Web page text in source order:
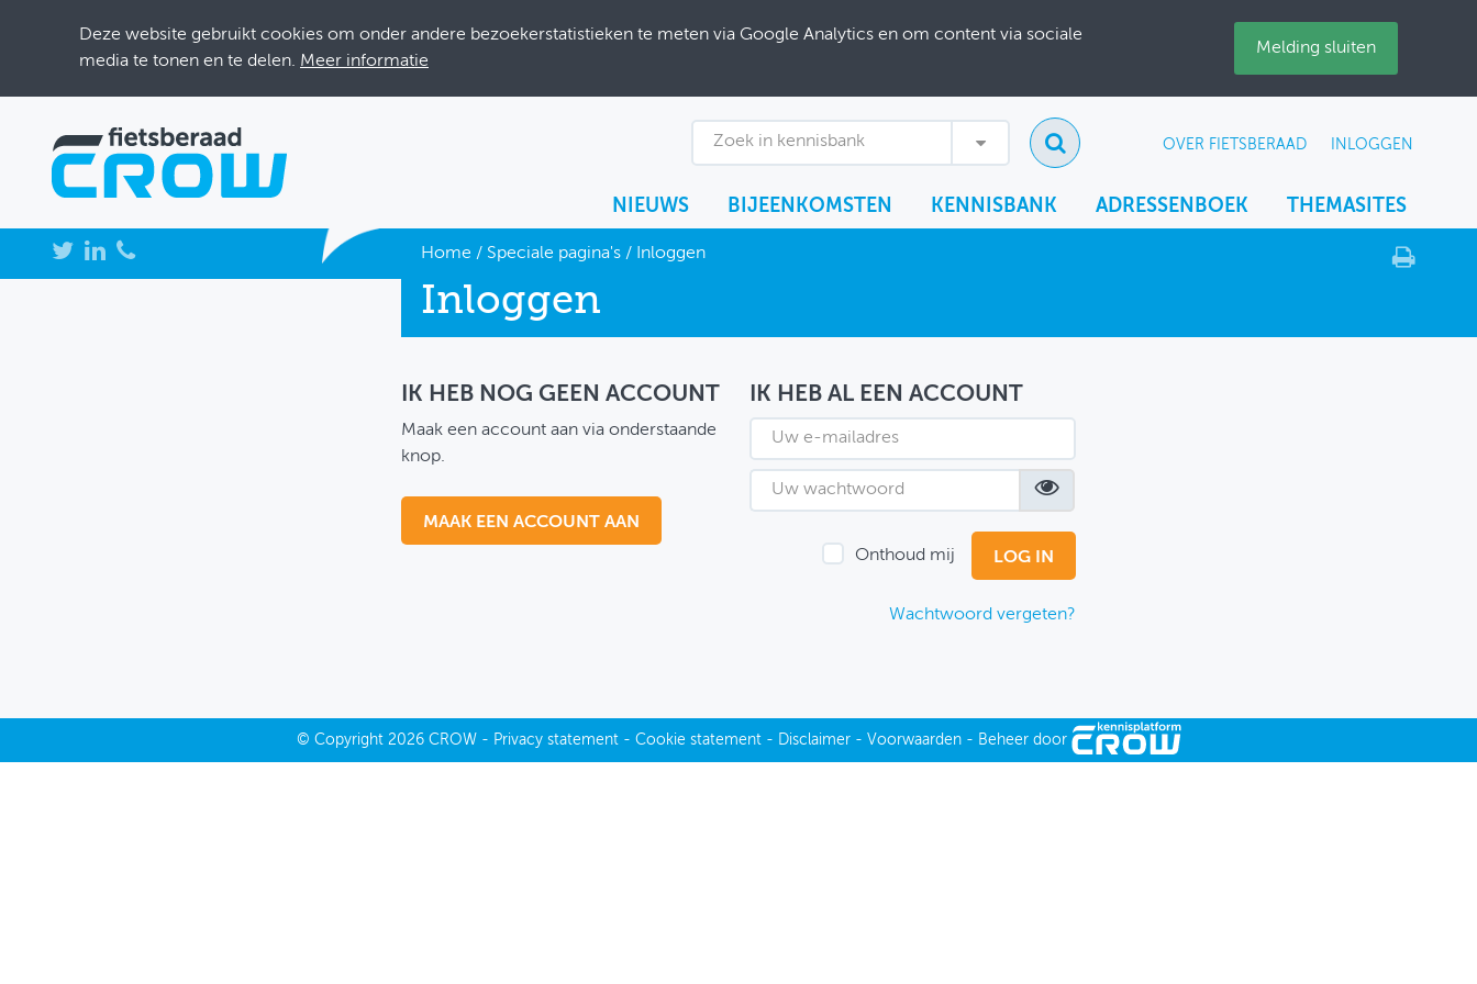
Deze website gebruikt cookies om onder andere bezoekerstatistieken te meten via Google Analytics en om content via sociale
media te tonen en te delen. Meer informatie
Melding sluiten
Zoek in kennisbank OVER FIETSBERAAD INLOGGEN
NIEUWS BIJEENKOMSTEN KENNISBANK ADRESSENBOEK THEMASITES
NIEUWS Home / Speciale pagina's/ Inloggen
Inloggen
IK HEB NOG GEEN ACCOUNT
Maak een account aan via onderstaande
knop.
MAAK EEN ACCOUNT AAN
IK HEB AL EEN ACCOUNT
Onthoud mij
Wachtwoord vergeten?
© Copyright2026 CROW - Privacy statement- Cookie statement- Disclaimer- Voorwaarden - Beheer door